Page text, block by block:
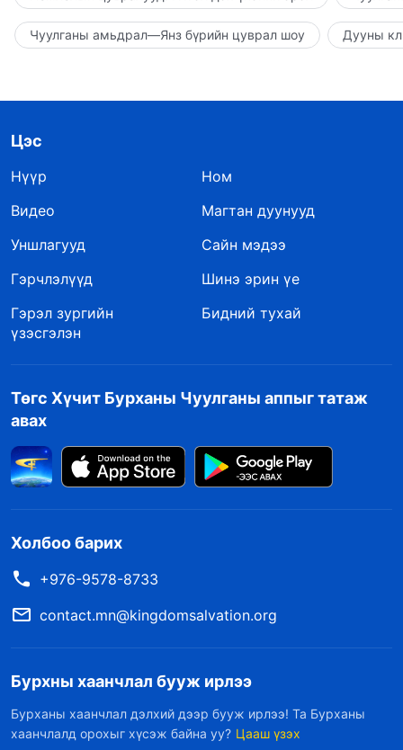
Чуулганы амьдрал—Янз бүрийн цуврал шоу Дууны
Цэс
Нүүр
Ном
Видео
Магтан дуунууд
Уншлагууд
Сайн мэдээ
Гэрчлэлүүд
Шинэ эрин үе
Гэрэл зургийн
үзэсгэлэн
Бидний тухай
Төгс Хүчит Бурханы Чуулганы аппыг татаж
авах
Холбоо барих
+976-9578-8733
contact.mn@kingdomsalvation.org
Бурхны хаанчлал бууж ирлээ
Бурханы хаанчлал дэлхий дээр бууж ирлээ! Та Бурханы
хаанчлалд орохыг хүсэж байна уу? Цааш үзэх